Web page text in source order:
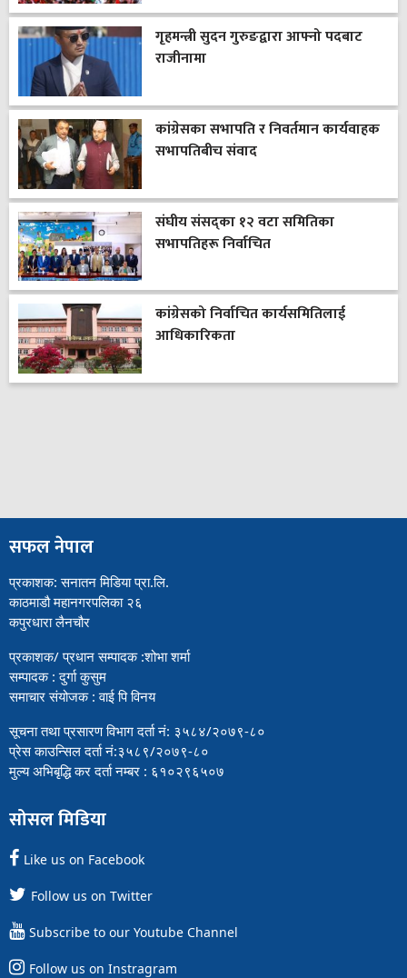
गृहमन्त्री सुदन गुरुङद्वारा आफ्नो पदबाट
राजीनामा
कांग्रेसका सभापति र निवर्तमान कार्यवाहक
सभापतिबीच संवाद
संघीय संसद्का १२ वटा समितिका
सभापतिहरू निर्वाचित
कांग्रेसको निर्वाचित कार्यसमितिलाई
आधिकारिकता
सफल नेपाल
प्रकाशक: सनातन मिडिया प्रा.लि.
काठमाडौ महानगरपलिका २६
कपुरधारा लैनचौर
प्रकाशक/ प्रधान सम्पादक :शोभा शर्मा
सम्पादक : दुर्गा कुसुम
समाचार संयोजक : वाई पि विनय
सूचना तथा प्रसारण विभाग दर्ता नं: ३५८४/२०७९-८०
प्रेस काउन्सिल दर्ता नं:३५८९/२०७९-८०
मुल्य अभिबृद्धि कर दर्ता नम्बर : ६१०२९६५०७
सोसल मिडिया
Like us on Facebook
Follow us on Twitter
Subscribe to our Youtube Channel
Follow us on Instragram